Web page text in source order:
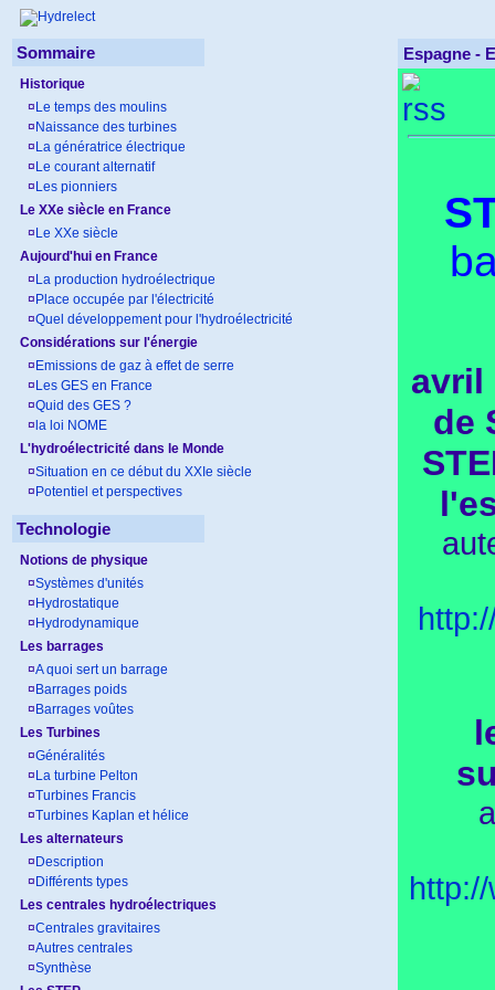
Sommaire
Historique
¤ Le temps des moulins
¤ Naissance des turbines
¤ La génératrice électrique
¤ Le courant alternatif
¤ Les pionniers
Le XXe siècle en France
¤ Le XXe siècle
Aujourd'hui en France
¤ La production hydroélectrique
¤ Place occupée par l'électricité
¤Quel développement pour l'hydroélectricité
Considérations sur l'énergie
¤ Emissions de gaz à effet de serre
¤ Les GES en France
¤Quid des GES ?
¤ la loi NOME
L'hydroélectricité dans le Monde
¤Situation en ce début du XXIe siècle
¤ Potentiel et perspectives
Technologie
Notions de physique
¤Systèmes d'unités
¤ Hydrostatique
¤ Hydrodynamique
Les barrages
¤A quoi sert un barrage
¤ Barrages poids
¤ Barrages voûtes
Les Turbines
¤Généralités
¤ La turbine Pelton
¤Turbines Francis
¤Turbines Kaplan et hélice
Les alternateurs
¤ Description
¤ Différents types
Les centrales hydroélectriques
¤Centrales gravitaires
¤Autres centrales
¤Synthèse
Espagne -
avril
de